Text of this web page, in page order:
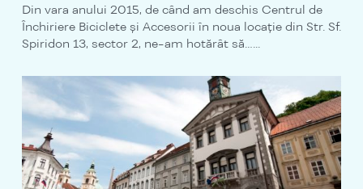
Din vara anului 2015, de când am deschis Centrul de
Închiriere Biciclete și Accesorii în noua locație din Str. Sf.
Spiridon 13, sector 2, ne-am hotărât să…...